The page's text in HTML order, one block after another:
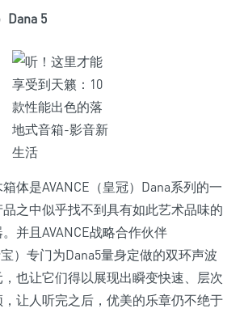
Dana 5
体是AVANCE（皇冠）Dana系列的一
之中似乎找不到具有如此艺术品味的
并且AVANCE战略合作伙伴
）专门为Dana5量身定做的双环声波
也让它们得以展现出瞬变快速、层次
让人听完之后，优美的乐章仍不绝于